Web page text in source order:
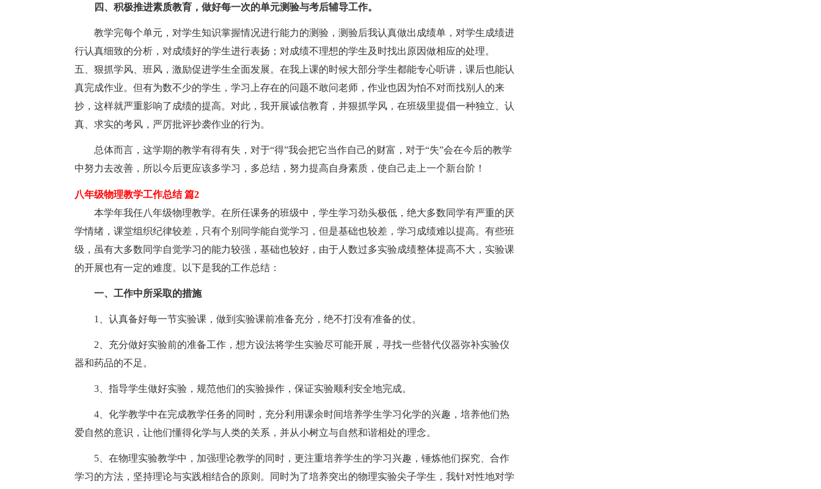
四、积极推进素质教育，做好每一次的单元测验与考后辅导工作。
教学完每个单元，对学生知识掌握情况进行能力的测验，测验后我认真做出成绩单，对学生成绩进
行认真细致的分析，对成绩好的学生进行表扬；对成绩不理想的学生及时找出原因做相应的处理。
五、狠抓学风、班风，激励促进学生全面发展。在我上课的时候大部分学生都能专心听讲，课后也能认
真完成作业。但有为数不少的学生，学习上存在的问题不敢问老师，作业也因为怕不对而找别人的来
抄，这样就严重影响了成绩的提高。对此，我开展诚信教育，并狠抓学风，在班级里提倡一种独立、认
真、求实的考风，严厉批评抄袭作业的行为。
总体而言，这学期的教学有得有失，对于“得”我会把它当作自己的财富，对于“失”会在今后的教学
中努力去改善，所以今后更应该多学习，多总结，努力提高自身素质，使自己走上一个新台阶！
八年级物理教学工作总结 篇2
本学年我任八年级物理教学。在所任课务的班级中，学生学习劲头极低，绝大多数同学有严重的厌
学情绪，课堂组织纪律较差，只有个别同学能自觉学习，但是基础也较差，学习成绩难以提高。有些班
级，虽有大多数同学自觉学习的能力较强，基础也较好，由于人数过多实验成绩整体提高不大，实验课
的开展也有一定的难度。以下是我的工作总结：
一、工作中所采取的措施
1、认真备好每一节实验课，做到实验课前准备充分，绝不打没有准备的仗。
2、充分做好实验前的准备工作，想方设法将学生实验尽可能开展，寻找一些替代仪器弥补实验仪
器和药品的不足。
3、指导学生做好实验，规范他们的实验操作，保证实验顺利安全地完成。
4、化学教学中在完成教学任务的同时，充分利用课余时间培养学生学习化学的兴趣，培养他们热
爱自然的意识，让他们懂得化学与人类的关系，并从小树立与自然和谐相处的理念。
5、在物理实验教学中，加强理论教学的同时，更注重培养学生的学习兴趣，锤炼他们探究、合作
学习的方法，坚持理论与实践相结合的原则。同时为了培养突出的物理实验尖子学生，我针对性地对学